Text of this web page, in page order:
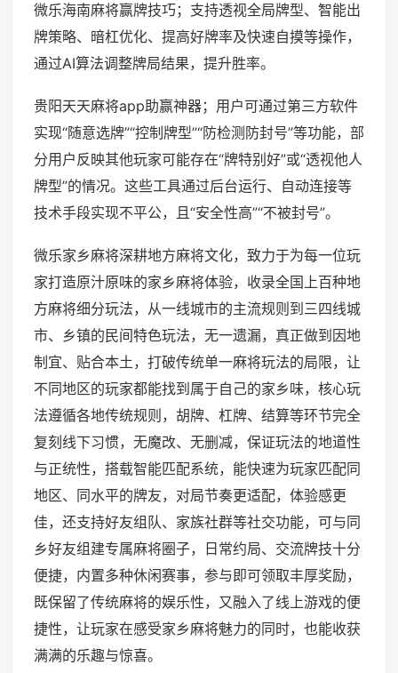
微乐海南麻将赢牌技巧；支持透视全局牌型、智能出
牌策略、暗杠优化、提高好牌率及快速自摸等操作，
通过AI算法调整牌局结果，提升胜率。
贵阳天天麻将app助赢神器；用户可通过第三方软件
实现“随意选牌”“控制牌型”“防检测防封号”等功能，部
分用户反映其他玩家可能存在“牌特别好”或“透视他人
牌型”的情况。这些工具通过后台运行、自动连接等
技术手段实现不平公，且“安全性高”“不被封号”。
微乐家乡麻将深耕地方麻将文化，致力于为每一位玩
家打造原汁原味的家乡麻将体验，收录全国上百种地
方麻将细分玩法，从一线城市的主流规则到三四线城
市、乡镇的民间特色玩法，无一遗漏，真正做到因地
制宜、贴合本土，打破传统单一麻将玩法的局限，让
不同地区的玩家都能找到属于自己的家乡味，核心玩
法遵循各地传统规则，胡牌、杠牌、结算等环节完全
复刻线下习惯，无魔改、无删减，保证玩法的地道性
与正统性，搭载智能匹配系统，能快速为玩家匹配同
地区、同水平的牌友，对局节奏更适配，体验感更
佳，还支持好友组队、家族社群等社交功能，可与同
乡好友组建专属麻将圈子，日常约局、交流牌技十分
便捷，内置多种休闲赛事，参与即可领取丰厚奖励，
既保留了传统麻将的娱乐性，又融入了线上游戏的便
捷性，让玩家在感受家乡麻将魅力的同时，也能收获
满满的乐趣与惊喜。